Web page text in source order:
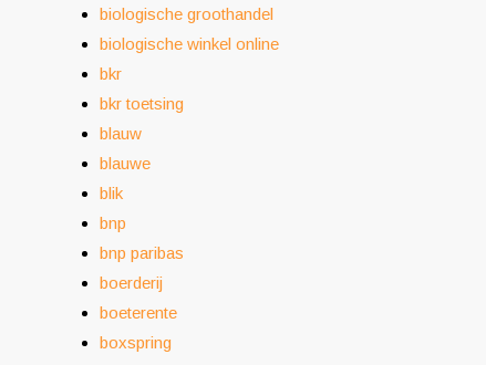
biologische groothandel
biologische winkel online
bkr
bkr toetsing
blauw
blauwe
blik
bnp
bnp paribas
boerderij
boeterente
boxspring